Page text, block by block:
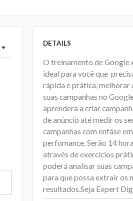
DETAILS
O treinamento de Google
ideal para você que
rápida e prática, melhorar
suas campanhas no
aprendera a criar
de anúncio até medir os
campanhas com enfâse em
perfomance. Serão 14
através de exercícios
poderá analisar suas
para que possa extrair os
resultados.Seja Expert